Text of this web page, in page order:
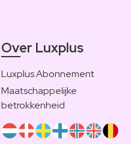
Over Luxplus
Luxplus Abonnement
Maatschappelijke
betrokkenheid